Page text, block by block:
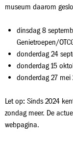
museum daarom
dinsdag 8
Genietroepen/
donderdag 24
donderdag 15
donderdag 27 mei
Let op: Sinds 2024
zondag meer. De
webpagina.